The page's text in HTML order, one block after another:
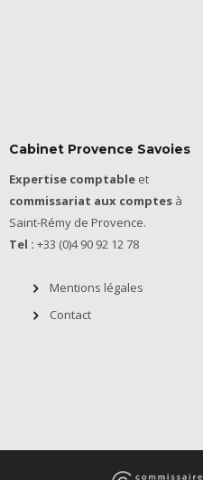
Cabinet Provence Savoies
Expertise comptable et
commissariat aux comptes à
Saint-Rémy de Provence.
Tel : +33 (0)4 90 92 12 78
Mentions légales
Contact